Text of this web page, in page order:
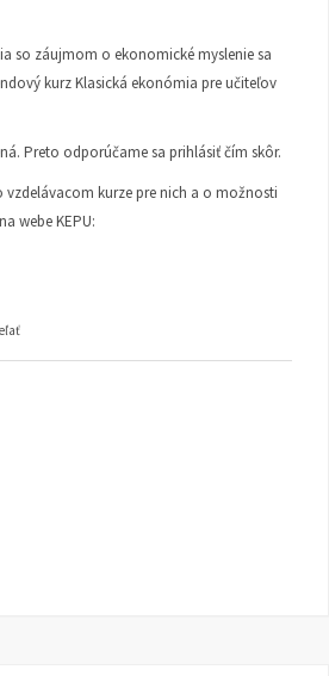
so záujmom o ekonomické myslenie sa
kurz Klasická ekonómia pre učiteľov
Preto odporúčame sa prihlásiť čím skôr.
kurze pre nich a o možnosti
webe KEPU: